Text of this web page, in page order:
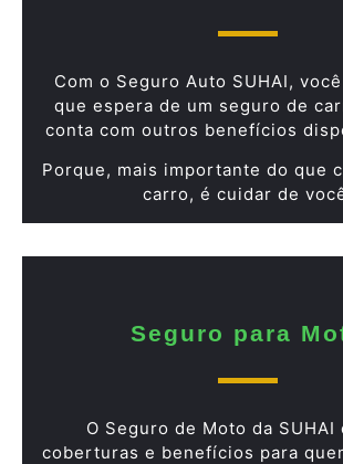
Com o Seguro Auto SUHAI,
que espera de um seguro de
conta com outros benefícios
Porque, mais importante do que
carro, é cuidar de
Seguro para
O Seguro de Moto da SUHAI
coberturas e benefícios para